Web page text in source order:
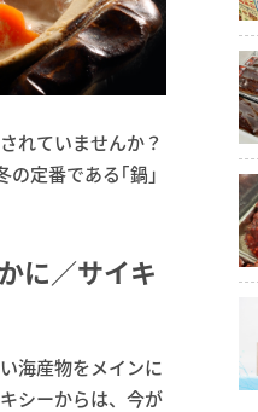
れていませんか？
の定番である｢鍋｣
に／サイキ
海産物をメインに
シーからは、今が